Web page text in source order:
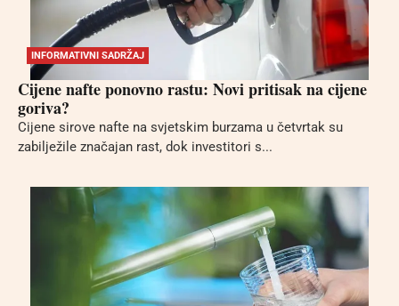
INFORMATIVNI SADRŽAJ
Cijene nafte ponovno rastu: Novi pritisak na cijene
goriva?
Cijene sirove nafte na svjetskim burzama u četvrtak su
zabilježile značajan rast, dok investitori s...